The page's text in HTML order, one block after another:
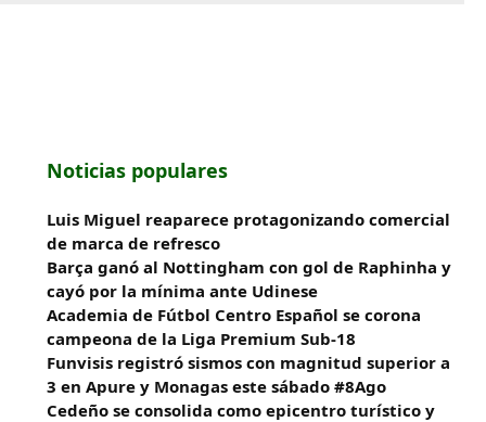
Noticias populares
Luis Miguel reaparece protagonizando comercial
de marca de refresco
Barça ganó al Nottingham con gol de Raphinha y
cayó por la mínima ante Udinese
Academia de Fútbol Centro Español se corona
campeona de la Liga Premium Sub-18
Funvisis registró sismos con magnitud superior a
3 en Apure y Monagas este sábado #8Ago
Cedeño se consolida como epicentro turístico y